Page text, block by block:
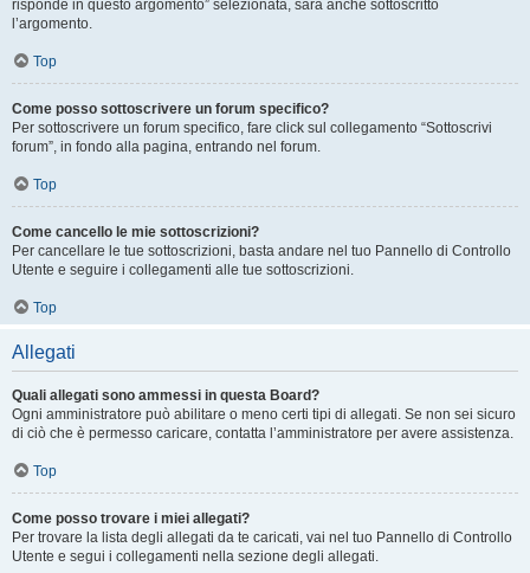
risponde in questo argomento” selezionata, sarà anche sottoscritto
l’argomento.
Top
Come posso sottoscrivere un forum specifico?
Per sottoscrivere un forum specifico, fare click sul collegamento “Sottoscrivi
forum”, in fondo alla pagina, entrando nel forum.
Top
Come cancello le mie sottoscrizioni?
Per cancellare le tue sottoscrizioni, basta andare nel tuo Pannello di Controllo
Utente e seguire i collegamenti alle tue sottoscrizioni.
Top
Allegati
Quali allegati sono ammessi in questa Board?
Ogni amministratore può abilitare o meno certi tipi di allegati. Se non sei sicuro
di ciò che è permesso caricare, contatta l’amministratore per avere assistenza.
Top
Come posso trovare i miei allegati?
Per trovare la lista degli allegati da te caricati, vai nel tuo Pannello di Controllo
Utente e segui i collegamenti nella sezione degli allegati.